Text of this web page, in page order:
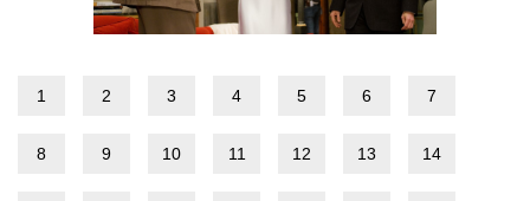
1 2 3 4 5 6 7
8 9 10 11 12 13 14